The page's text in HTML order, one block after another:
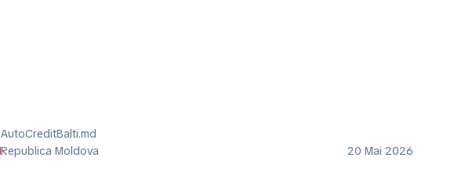
AutoCreditBalti.md
Republica Moldova
20 Mai 2026